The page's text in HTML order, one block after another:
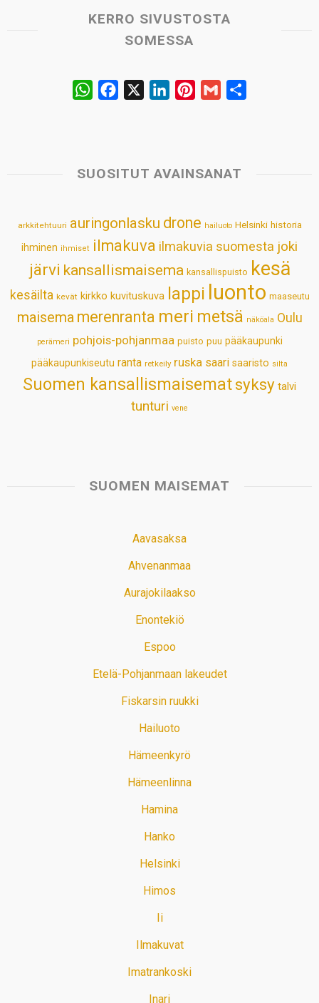
KERRO SIVUSTOSTA
SOMESSA
W
s
p
b
k
e
n
e
s
t
l
SUOSITUT AVAINSANAT
arkkitehtuuri auringonlasku drone hailuoto Helsinki historia
ihminen ihmiset ilmakuva ilmakuvia suomesta joki
järvi kansallismaisema kansallispuisto kesä
kesäilta kevät kirkko kuvituskuva lappi luonto maaseutu
maisema merenranta meri metsä näköala Oulu
perämeri pohjois-pohjanmaa puisto puu pääkaupunki
pääkaupunkiseutu ranta retkeily ruska saari saaristo silta
Suomen kansallismaisematsyksy talvi
tunturi vene
SUOMEN MAISEMAT
Aavasaksa
Ahvenanmaa
Aurajokilaakso
Enontekiö
Espoo
Etelä-Pohjanmaan lakeudet
Fiskarsin ruukki
Hailuoto
Hämeenkyrö
Hämeenlinna
Hamina
Hanko
Helsinki
Himos
Ii
Ilmakuvat
Imatrankoski
Inari